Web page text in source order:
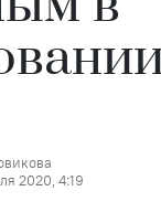
2020, 4:19